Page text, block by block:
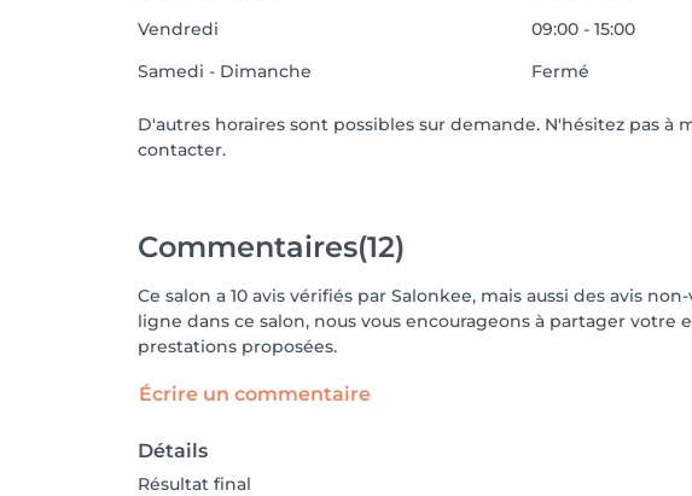
Vendredi
09:00 - 15:00
Samedi - Dimanche
Fermé
D'autres horaires sont possibles sur demande. N'hésitez pas à
contacter.
Commentaires(12)
Ce salon a 10 avis vérifiés par Salonkee, mais aussi des avis
ligne dans ce salon, nous vous encourageons à partager
prestations proposées.
Écrire un commentaire
Détails
Résultat final